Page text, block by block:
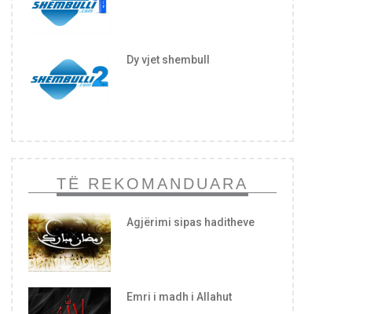
Dy vjet shembull
TË REKOMANDUARA
Agjërimi sipas haditheve
Emri i madh i Allahut